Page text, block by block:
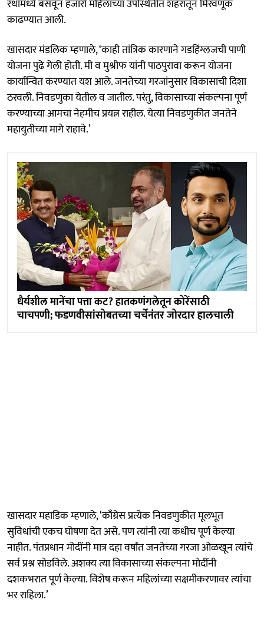
रथामध्ये बसवून हजारो महिलांच्या उपस्थितीत शहरातून मिरवणूक
काढण्यात आली.
खासदार मंडलिक म्हणाले, ‘काही तांत्रिक कारणाने गडहिंग्लजची पाणी
योजना पुढे गेली होती. मी व मुश्रीफ यांनी पाठपुरावा करून योजना
कार्यान्वित करण्यात यश आले. जनतेच्या गरजांनुसार विकासाची दिशा
ठरवली. निवडणुका येतील व जातील. परंतु, विकासाच्या संकल्पना पूर्ण
करण्याच्या आमचा नेहमीच प्रयत्न राहील. येत्या निवडणुकीत जनतेने
महायुतीच्या मागे राहावे.’
धैर्यशील मानेंचा पत्ता कट? हातकणंगलेतून कोरेंसाठी
चाचपणी; फडणवीसांसोबतच्या चर्चेनंतर जोरदार हालचाली
खासदार महाडिक म्हणाले, ‘काँग्रेस प्रत्येक निवडणुकीत मूलभूत
सुविधांची एकच घोषणा देत असे. पण त्यांनी त्या कधीच पूर्ण केल्या
नाहीत. पंतप्रधान मोदींनी मात्र दहा वर्षांत जनतेच्या गरजा ओळखून त्यांचे
सर्व प्रश्न सोडविले. अशक्य त्या विकासाच्या संकल्पना मोदींनी
दशकभरात पूर्ण केल्या. विशेष करून महिलांच्या सक्षमीकरणावर त्यांचा
भर राहिला.’